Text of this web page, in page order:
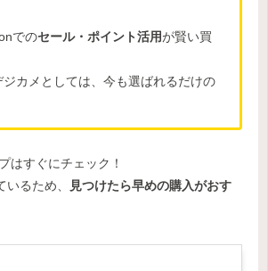
でのセール・ポイント活用が賢い買
ジカメとしては、今も選ばれるだけの
はすぐにチェック！
るため、
見つけたら早めの購入がおす